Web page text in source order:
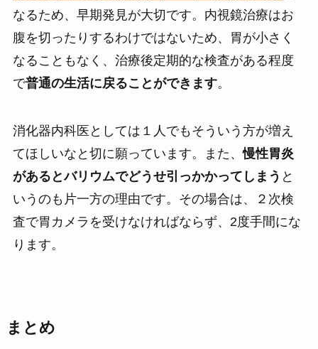
なるため、早期発見が大切です。内視鏡治療はお
腹を切ったりするわけではないため、胃が小さく
なることもなく、治療後定期的な検査がある程度
で普通の生活に戻ることができます。
消化器内科医としては１人でもそういう方が増え
てほしいなと切に願っています。また、慢性胃炎
があるとバリウムでどうせ引っかかってしまう と
いうのも片一方の理由です。その場合は、２次検
査で胃カメラを受けなければならず、2度手間にな
ります。
まとめ